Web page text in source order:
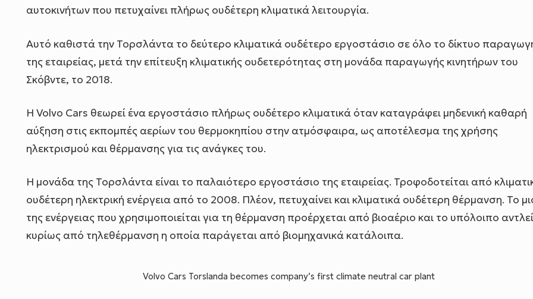
αυτοκινήτων που πετυχαίνει πλήρως ουδέτερη κλιματικά λειτουργία.
Αυτό καθιστά την Τορσλάντα το δεύτερο κλιματικά ουδέτερο εργοστάσιο σε όλο το δίκτυο
της εταιρείας, μετά την επίτευξη κλιματικής ουδετερότητας στη μονάδα παραγωγής κινητήρων του
Σκόβντε, το 2018.
Η Volvo Cars θεωρεί ένα εργοστάσιο πλήρως ουδέτερο κλιματικά όταν καταγράφει μηδενική καθαρή
αύξηση στις εκπομπές αερίων του θερμοκηπίου στην ατμόσφαιρα, ως αποτέλεσμα της χρήσης
ηλεκτρισμού και θέρμανσης για τις ανάγκες του.
Η μονάδα της Τορσλάντα είναι το παλαιότερο εργοστάσιο της εταιρείας. Τροφοδοτείται από
ουδέτερη ηλεκτρική ενέργεια από το 2008. Πλέον, πετυχαίνει και κλιματικά ουδέτερη θέρμανση. Το
της ενέργειας που χρησιμοποιείται για τη θέρμανση προέρχεται από βιοαέριο και το υπόλοιπο
κυρίως από τηλεθέρμανση η οποία παράγεται από βιομηχανικά κατάλοιπα.
Volvo Cars Torslanda becomes company’s first climate neutral car plant